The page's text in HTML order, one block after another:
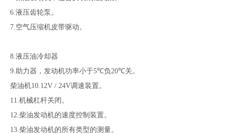
6.液压齿轮泵。
7.空气压缩机皮带驱动。
8.液压油冷却器
9.助力器，发动机功率小于5℃负20℃关。
柴油机10.12V / 24V调速装置。
11.机械杠杆关闭。
12.柴油发动机的速度控制装置。
13.柴油发动机的所有类型的测量。